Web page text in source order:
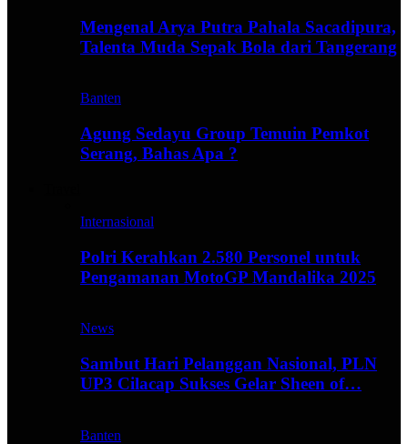
Mengenal Arya Putra Pahala Sacadipura,
Talenta Muda Sepak Bola dari Tangerang
Banten
Agung Sedayu Group Temuin Pemkot
Serang, Bahas Apa ?
Internasional
Polri Kerahkan 2.580 Personel untuk
Pengamanan MotoGP Mandalika 2025
News
Sambut Hari Pelanggan Nasional, PLN
UP3 Cilacap Sukses Gelar Sheen of…
Banten